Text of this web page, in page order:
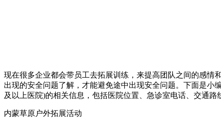
现在很多企业都会带员工去拓展训练，来提高团队之间的感情
出现的安全问题了解，才能避免途中出现安全问题。下面是
及以上医院)的相关信息，包括医院位置、急诊室电话、交通路
内蒙草原户外拓展活动